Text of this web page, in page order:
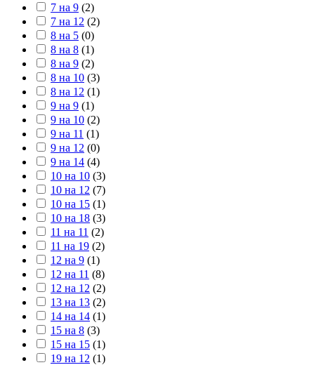
7 на 9 (2)
7 на 12 (2)
8 на 5 (0)
8 на 8 (1)
8 на 9 (2)
8 на 10 (3)
8 на 12 (1)
9 на 9 (1)
9 на 10 (2)
9 на 11 (1)
9 на 12 (0)
9 на 14 (4)
10 на 10 (3)
10 на 12 (7)
10 на 15 (1)
10 на 18 (3)
11 на 11 (2)
11 на 19 (2)
12 на 9 (1)
12 на 11 (8)
12 на 12 (2)
13 на 13 (2)
14 на 14 (1)
15 на 8 (3)
15 на 15 (1)
19 на 12 (1)